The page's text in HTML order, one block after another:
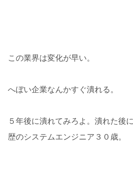
この業界は変化が早い。
へぼい企業なんかすぐ潰れる。
５年後に潰れてみろよ。潰れた後
歴のシステムエンジニア３０歳。